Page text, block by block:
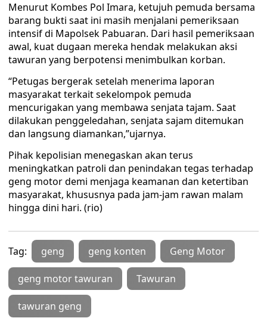
Menurut Kombes Pol Imara, ketujuh pemuda bersama
barang bukti saat ini masih menjalani pemeriksaan
intensif di Mapolsek Pabuaran. Dari hasil pemeriksaan
awal, kuat dugaan mereka hendak melakukan aksi
tawuran yang berpotensi menimbulkan korban.
“Petugas bergerak setelah menerima laporan
masyarakat terkait sekelompok pemuda
mencurigakan yang membawa senjata tajam. Saat
dilakukan penggeledahan, senjata sajam ditemukan
dan langsung diamankan,”ujarnya.
Pihak kepolisian menegaskan akan terus
meningkatkan patroli dan penindakan tegas terhadap
geng motor demi menjaga keamanan dan ketertiban
masyarakat, khususnya pada jam-jam rawan malam
hingga dini hari. (rio)
Tag: geng geng konten Geng Motor
geng motor tawuran Tawuran
tawuran geng